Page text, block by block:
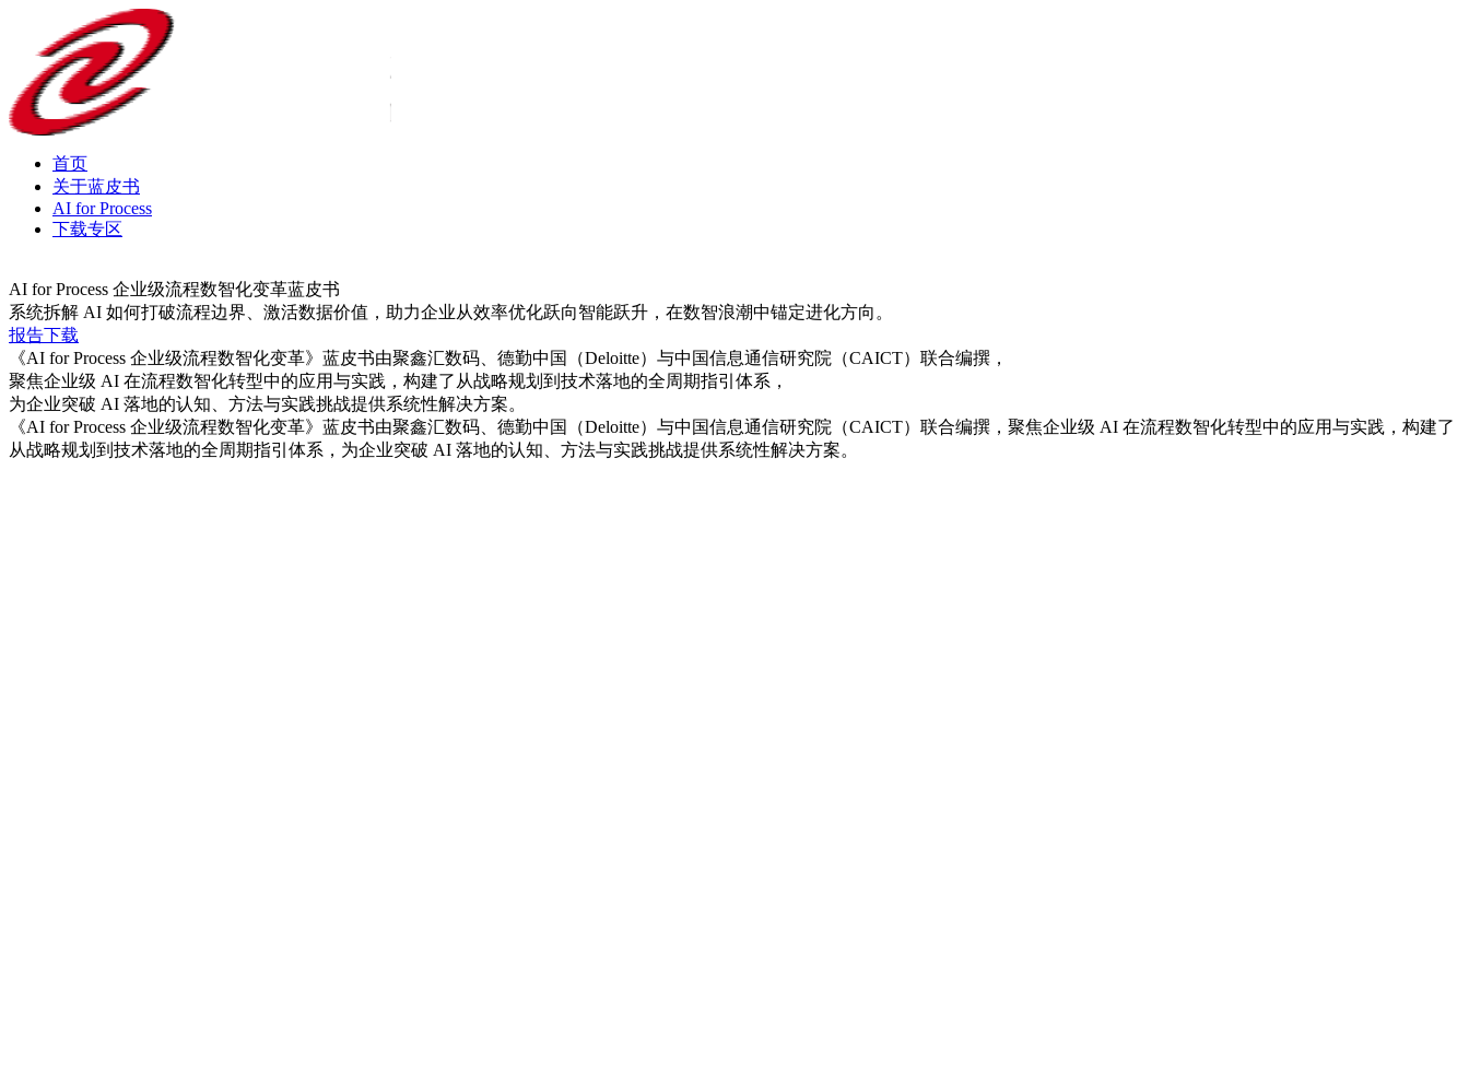
首页
关于蓝皮书
AI for Process
下载专区
AI for Process 企业级流程数智化变革蓝皮书
系统拆解 AI 如何打破流程边界、激活数据价值，助力企业从效率优化跃向智能跃升，在数智浪潮中锚定进化方向。
报告下载
《AI for Process 企业级流程数智化变革》蓝皮书由聚鑫汇数码、德勤中国（Deloitte）与中国信息通信研究院（CAICT）联合编撰，
聚焦企业级 AI 在流程数智化转型中的应用与实践，构建了从战略规划到技术落地的全周期指引体系，
为企业突破 AI 落地的认知、方法与实践挑战提供系统性解决方案。
《AI for Process 企业级流程数智化变革》蓝皮书由聚鑫汇数码、德勤中国（Deloitte）与中国信息通信研究院（CAICT）联合编撰，聚焦企业级 AI 在流程数智化转型中的应用与实践，构建了
从战略规划到技术落地的全周期指引体系，为企业突破 AI 落地的认知、方法与实践挑战提供系统性解决方案。